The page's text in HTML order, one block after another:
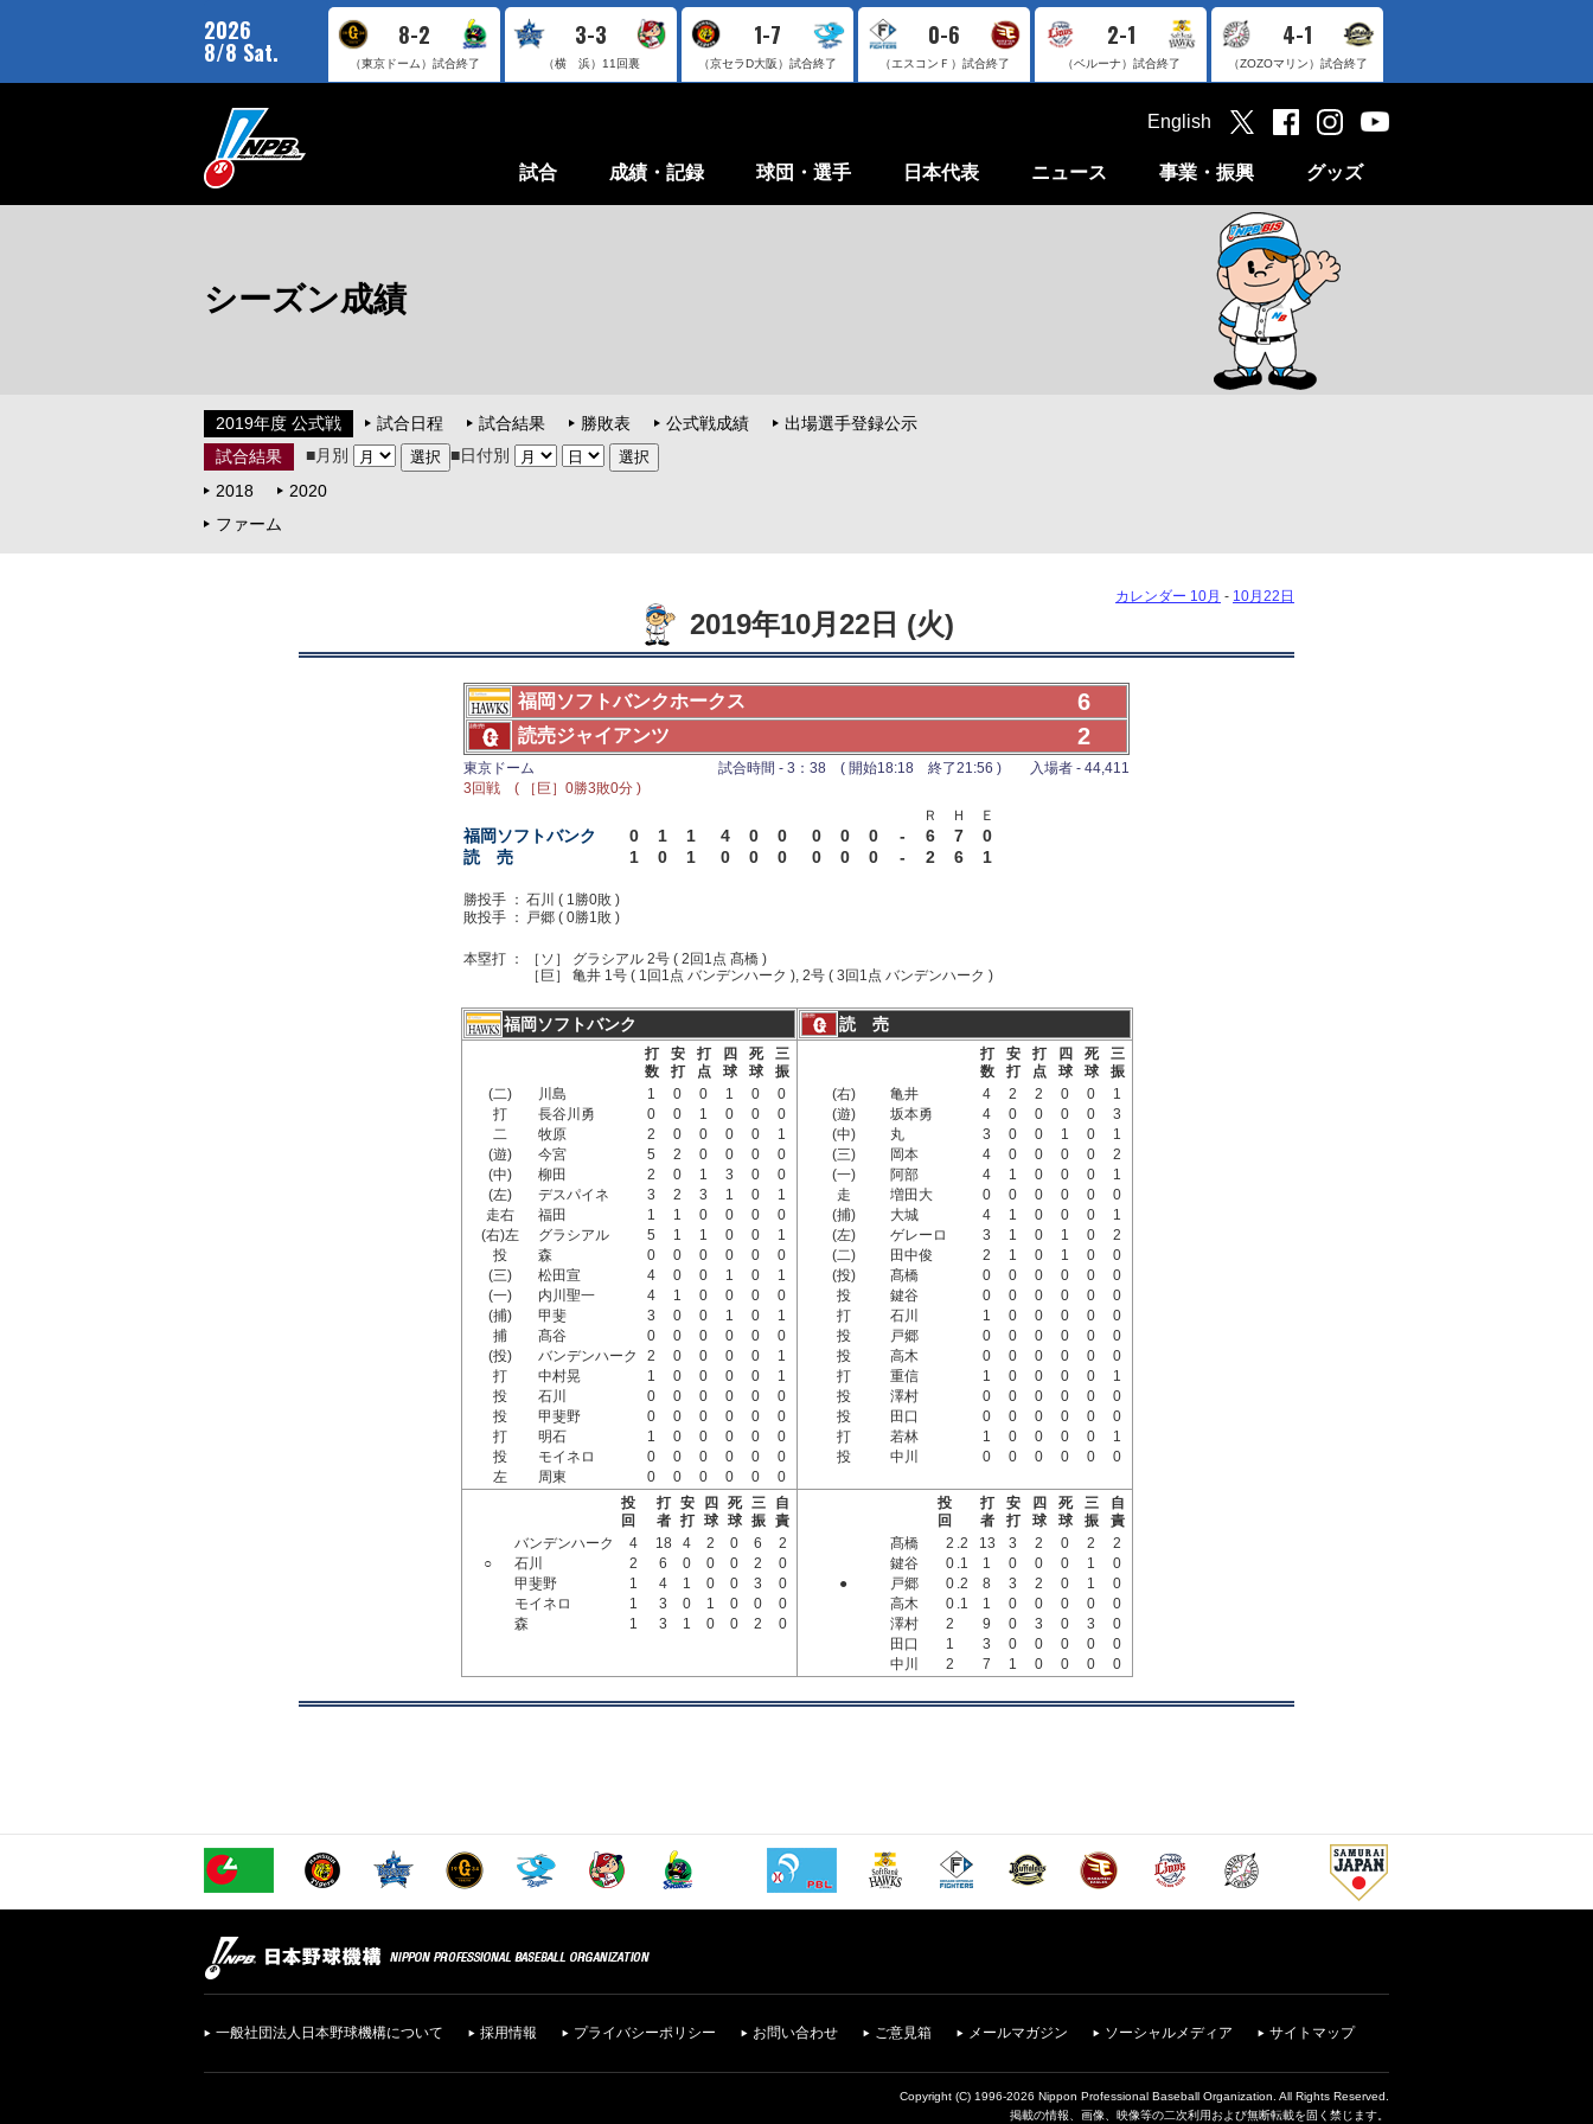
2026
8/8 Sat.
8-2
（東京ドーム） 試合終了
3-3
（横 浜） 11回裏
1-7
（京セラD大阪） 試合終了
0-6
（エスコンＦ） 試合終了
2-1
（ベルーナ） 試合終了
4-1
（ZOZOマリン） 試合終了
試合 成績・記録 球団・選手 日本代表 ニュース 事業・振興 グッズ
English
シーズン成績
2019年度 公式戦 試合日程 試合結果 勝敗表 公式戦成績
出場選手登録公示
試合結果
■月別
■日付別
2018
2020
ファーム
カレンダー 10月 - 10月22日
2019年10月22日 (火)
福岡ソフトバンクホークス 6
読売ジャイアンツ 2
東京ドーム
試合時間 - 3：38 ( 開始18:18 終了21:56 ) 入場者 - 44,411
3回戦 ( ［巨］0勝3敗0分 )
Ｒ
Ｈ Ｅ
福岡ソフトバンク 0 1 1 4 0 0 0 0 0 - 6 7
0
読 売
1 0 1 0 0 0 0 0 0 - 2 6 1
勝投手 ： 石川 ( 1勝0敗 )
敗投手 ：
戸郷 ( 0勝1敗 )
本塁打 ：
［ソ］ グラシアル 2号 ( 2回1点 髙橋 )
［巨］ 亀井 1号 ( 1回1点 バンデンハーク ), 2号 ( 3回1点 バンデンハーク )
福岡ソフトバンク 読 売
打
数
安
打
打
点
四
球
死
球
三
振
(二)
川島 1 0 0 1 0
0
打
長谷川勇 0 0 1 0 0
0
二
牧原 2 0 0 0 0
1
(遊)
今宮 5 2 0 0 0
0
(中)
柳田 2 0 1 3 0
0
(左)
デスパイネ 3 2 3 1 0
1
走右
福田 1 1 0 0 0
0
(右)左
グラシアル 5 1 1 0 0
1
投
森 0 0 0 0 0
0
(三)
松田宣 4 0 0 1 0
1
(一)
内川聖一 4 1 0 0 0
0
(捕)
甲斐 3 0 0 1 0
1
捕
髙谷 0 0 0 0 0
0
(投)
バンデンハーク 2 0 0 0 0
1
打
中村晃 1 0 0 0 0
1
投
石川 0 0 0 0 0
0
投
甲斐野 0 0 0 0 0
0
打
明石 1 0 0 0 0
0
投
モイネロ 0 0 0 0 0
0
左
周東 0 0 0 0 0 0
打
数
安
打
打
点
四
球
死
球
三
振
(右)
亀井 4 2 2 0 0
1
(遊)
坂本勇 4 0 0 0 0
3
(中)
丸 3 0 0 1 0
1
(三)
岡本 4 0 0 0 0
2
(一)
阿部 4 1 0 0 0
1
走
増田大 0 0 0 0 0
0
(捕)
大城 4 1 0 0 0
1
(左)
ゲレーロ 3 1 0 1 0
2
(二)
田中俊 2 1 0 1 0
0
(投)
髙橋 0 0 0 0 0
0
投
鍵谷 0 0 0 0 0
0
打
石川 1 0 0 0 0
0
投
戸郷 0 0 0 0 0
0
投
高木 0 0 0 0 0
0
打
重信 1 0 0 0 0
1
投
澤村 0 0 0 0 0
0
投
田口 0 0 0 0 0
0
打
若林 1 0 0 0 0
1
投
中川 0 0 0 0 0 0
投
回
打
者
安
打
四
球
死
球
三
振
自
責
バンデンハーク
4 18 4 2 0 6
2
○
石川 2 6 0 0 0 2
0
甲斐野
1 4 1 0 0 3
0
モイネロ
1 3 0 1 0 0
0
森
1 3 1 0 0 2 0
投
回
打
者
安
打
四
球
死
球
三
振
自
責
髙橋
2 .2 13 3 2 0 2
2
鍵谷
0 .1 1 0 0 0 1
0
●
戸郷 0 .2 8 3 2 0 1
0
高木
0 .1 1 0 0 0 0
0
澤村
2 9 0 3 0 3
0
田口
1 3 0 0 0 0
0
中川
2 7 1 0 0 0 0
一般社団法人日本野球機構について 採用情報 プライバシーポリシー お問い合わせ ご意見箱 メールマガジン ソーシャルメディア サイトマップ
Copyright (C) 1996-2026 Nippon Professional Baseball Organization. All Rights Reserved.
掲載の情報、画像、映像等の二次利用および無断転載を固く禁じます。